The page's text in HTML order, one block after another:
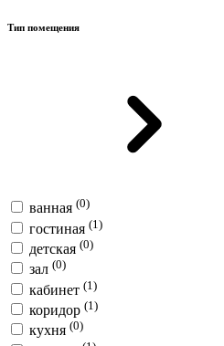
Тип помещения
ванная (0)
гостиная (1)
детская (0)
зал (0)
кабинет (1)
коридор (1)
кухня (0)